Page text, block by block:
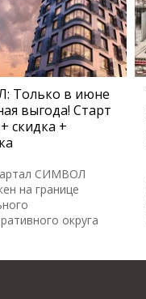
Только в июне
выгода! Старт
скидка +
СИМВОЛ
на границе
округа